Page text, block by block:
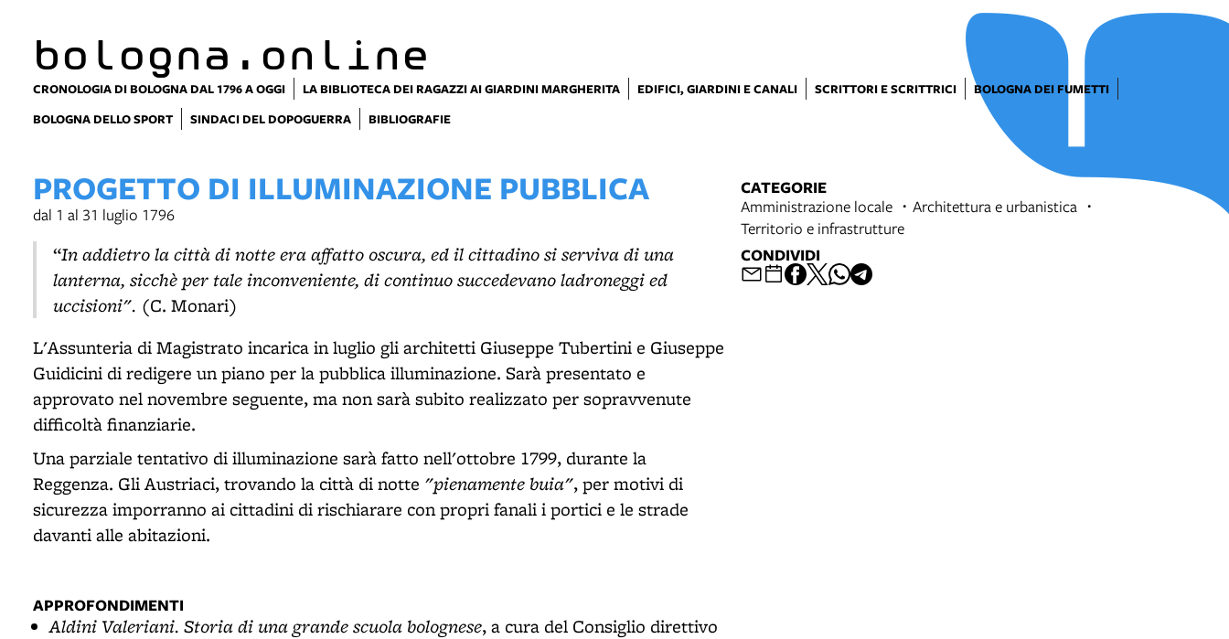
bologna.online
CRONOLOGIA DI BOLOGNA DAL 1796 A OGGI LA BIBLIOTECA DEI RAGAZZI AI GIARDINI MARGHERITA EDIFICI, GIARDINI E CANALI SCRITTORI E SCRITTRICI
BOLOGNA DEI FUMETTI
BOLOGNA DELLO SPORT
SINDACI DEL DOPOGUERRA BIBLIOGRAFIE
PROGETTO DI ILLUMINAZIONE PUBBLICA
dal 1 al 31 luglio 1796
“In addietro la città di notte era affatto oscura, ed il cittadino si serviva di una
lanterna, sicchè per tale inconveniente, di continuo succedevano ladroneggi ed
uccisioni". (C. Monari)
L'Assunteria di Magistrato incarica in luglio gli architetti Giuseppe Tubertini e Giuseppe
Guidicini di redigere un piano per la pubblica illuminazione. Sarà presentato e
approvato nel novembre seguente, ma non sarà subito realizzato per sopravvenute
difficoltà finanziarie.
Una parziale tentativo di illuminazione sarà fatto nell'ottobre 1799, durante la
Reggenza. Gli Austriaci, trovando la città di notte "pienamente buia", per motivi di
sicurezza imporranno ai cittadini di rischiarare con propri fanali i portici e le strade
davanti alle abitazioni.
APPROFONDIMENTI
Aldini Valeriani. Storia di una grande scuola bolognese, a cura del Consiglio direttivo
CATEGORIE
Amministrazione locale
Architettura e urbanistica
Territorio e infrastrutture
CONDIVIDI